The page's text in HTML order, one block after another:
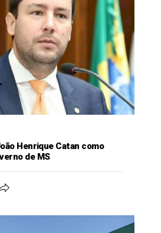
Henrique Catan como
de MS